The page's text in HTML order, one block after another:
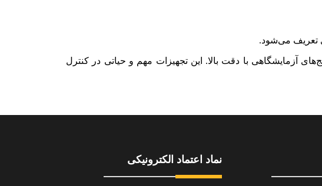
تعریف می‌شود.
آزمایشگاهی با دقت بالا. این تجهیزات مهم و حیاتی در کنترل
نماد اعتماد الکترونیکی